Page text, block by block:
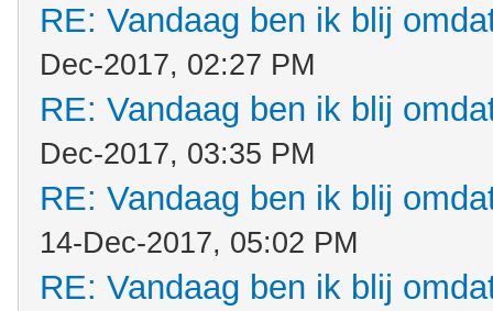
RE: Vandaag ben ik blij
Dec-2017, 02:27 PM
RE: Vandaag ben ik blij
Dec-2017, 03:35 PM
RE: Vandaag ben ik blij
14-Dec-2017, 05:02 PM
RE: Vandaag ben ik blij